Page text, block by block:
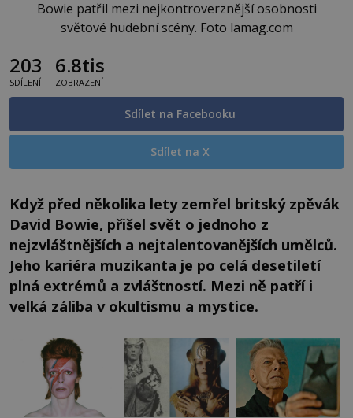
Bowie patřil mezi nejkontroverznější osobnosti
světové hudební scény. Foto lamag.com
203
SDÍLENÍ
6.8tis
ZOBRAZENÍ
Sdílet na Facebooku
Sdílet na X
Když před několika lety zemřel britský zpěvák
David Bowie, přišel svět o jednoho z
nejzvláštnějších a nejtalentovanějších umělců.
Jeho kariéra muzikanta je po celá desetiletí
plná extrémů a zvláštností. Mezi ně patří i
velká záliba v okultismu a mystice.